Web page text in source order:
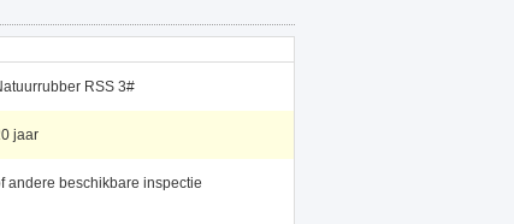
RSS 3#
jaar
andere beschikbare inspectie